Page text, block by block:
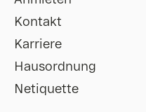
Kontakt
Karriere
Hausordnung
Netiquette